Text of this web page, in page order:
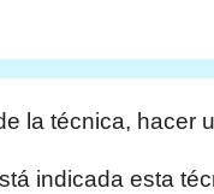
la técnica, hacer
indicada esta